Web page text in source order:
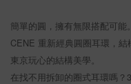
簡單的圓，擁有無限搭配可能。
CENE 重新經典圓圈耳環，
東京玩心的結構美學。
在找不用拆卸的圈式耳環嗎？